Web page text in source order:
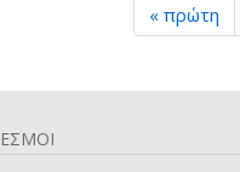
« πρώτη